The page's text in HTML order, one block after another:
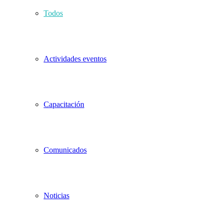
Todos
Actividades eventos
Capacitación
Comunicados
Noticias